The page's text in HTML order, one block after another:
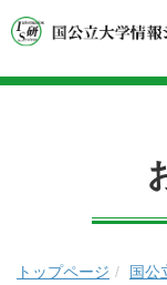
トップページ
国公